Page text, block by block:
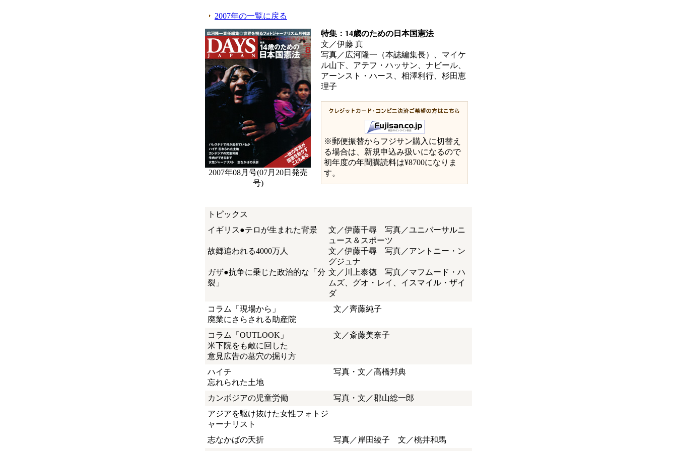
2007年の一覧に戻る
2007年08月号(07月20日発売
号)
特集：14歳のための日本国憲法
文／伊藤 真
写真／広河隆一（本誌編集長）、マイケ
ル山下、アテフ・ハッサン、ナビール、
アーンスト・ハース、相澤利行、杉田恵
理子
※郵便振替からフジサン購入に切替え
る場合は、新規申込み扱いになるので
初年度の年間購読料は¥8700になりま
す。
トピックス
イギリス●テロが生まれた背景
文／伊藤千尋 写真／ユニバーサルニ
ュース＆スポーツ
故郷追われる4000万人
文／伊藤千尋 写真／アントニー・ン
グジュナ
ガザ●抗争に乗じた政治的な「分
裂」
文／川上泰徳 写真／マフムード・ハ
ムズ、グオ・レイ、イスマイル・ザイ
ダ
コラム「現場から」
廃業にさらされる助産院
文／齊藤純子
コラム「OUTLOOK」
米下院をも敵に回した
意見広告の墓穴の掘り方
文／斎藤美奈子
ハイチ
忘れられた土地
写真・文／高橋邦典
カンボジアの児童労働
写真・文／郡山総一郎
アジアを駆け抜けた女性フォトジ
ャーナリスト
志なかばの夭折
写真／岸田綾子 文／桃井和馬